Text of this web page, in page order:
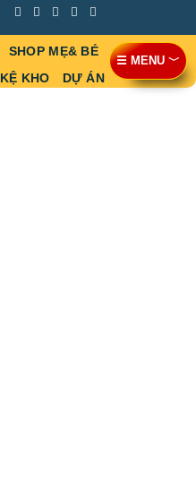
SHOP MẸ& BÉ
KỆ KHO DỰ ÁN
☰ MENU ﹀